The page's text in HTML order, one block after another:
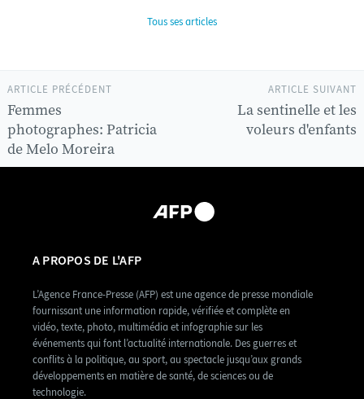
Tous ses articles
ARTICLE SUIVANT
La sentinelle et les
voleurs d'enfants
ARTICLE PRÉCÉDENT
Femmes
photographes: Patricia
de Melo Moreira
A PROPOS DE L'AFP
L’Agence France-Presse (AFP) est une agence de presse mondiale
fournissant une information rapide, vérifiée et complète en
vidéo, texte, photo, multimédia et infographie sur les
événements qui font l’actualité internationale. Des guerres et
conflits à la politique, au sport, au spectacle jusqu’aux grands
développements en matière de santé, de sciences ou de
technologie.